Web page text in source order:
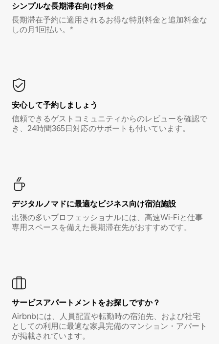
シンプルな長期滞在向け料金
長期滞在予約に適用されるお得な特別料金と追加料金な
しの月1回払い。*
安心して予約しましょう
信頼できるゲストコミュニティからのレビューを確認で
き、24時間365日対応のサポートも付いています。
デジタルノマド⁠に最⁠適⁠なビ⁠ジ⁠ネ⁠ス⁠向⁠け宿⁠泊⁠施⁠設
出張の多いプロフェッショナルには、高速Wi-Fiと仕事
専用スペースを備えた長期滞在先がおすすめです。
サービスアパートメントをお探しですか？
Airbnbには、人員配置や転勤時の宿泊先、および社宅
としての利用に最適な家具完備のマンション・アパート
が掲載されています。